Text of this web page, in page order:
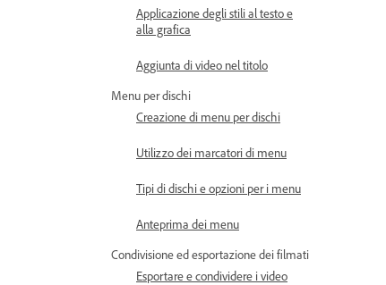
Applicazione degli stili al testo e
alla grafica
Aggiunta di video nel titolo
Menu per dischi
Creazione di menu per dischi
Utilizzo dei marcatori di menu
Tipi di dischi e opzioni per i menu
Anteprima dei menu
Condivisione ed esportazione dei filmati
Esportare e condividere i video